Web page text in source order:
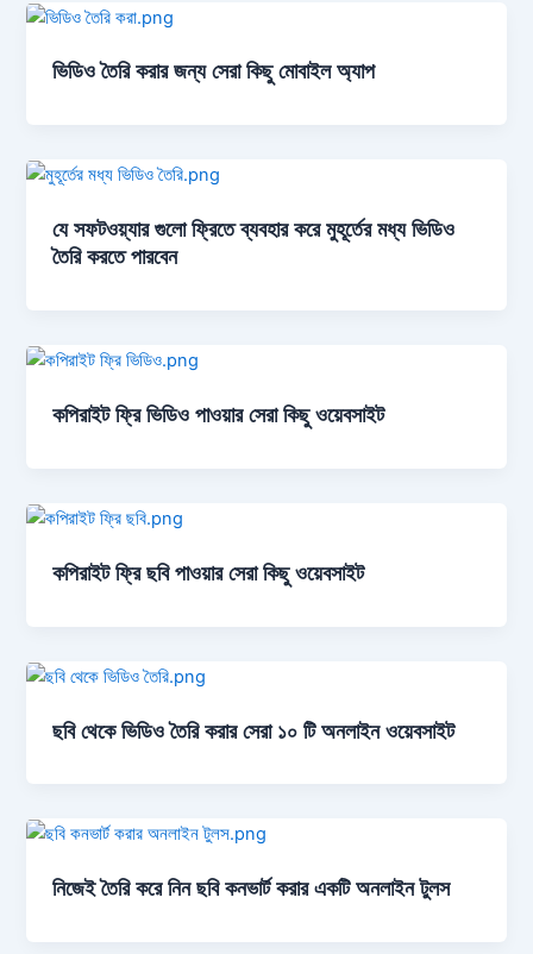
ভিডিও তৈরি করার জন্য সেরা কিছু মোবাইল অ্যাপ
যে সফটওয়্যার গুলো ফ্রিতে ব্যবহার করে মুহূর্তের মধ্য ভিডিও
তৈরি করতে পারবেন
কপিরাইট ফ্রি ভিডিও পাওয়ার সেরা কিছু ওয়েবসাইট
কপিরাইট ফ্রি ছবি পাওয়ার সেরা কিছু ওয়েবসাইট
ছবি থেকে ভিডিও তৈরি করার সেরা ১০ টি অনলাইন ওয়েবসাইট
নিজেই তৈরি করে নিন ছবি কনভার্ট করার একটি অনলাইন টুলস